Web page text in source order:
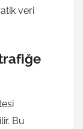
veri
Bu